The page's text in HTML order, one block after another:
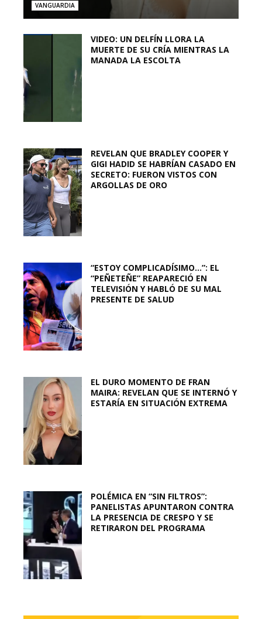
VANGUARDIA
VIDEO: UN DELFÍN LLORA LA
MUERTE DE SU CRÍA MIENTRAS LA
MANADA LA ESCOLTA
REVELAN QUE BRADLEY COOPER Y
GIGI HADID SE HABRÍAN CASADO EN
SECRETO: FUERON VISTOS CON
ARGOLLAS DE ORO
“ESTOY COMPLICADÍSIMO…”: EL
“PEÑETEÑE” REAPARECIÓ EN
TELEVISIÓN Y HABLÓ DE SU MAL
PRESENTE DE SALUD
EL DURO MOMENTO DE FRAN
MAIRA: REVELAN QUE SE INTERNÓ Y
ESTARÍA EN SITUACIÓN EXTREMA
POLÉMICA EN “SIN FILTROS”:
PANELISTAS APUNTARON CONTRA
LA PRESENCIA DE CRESPO Y SE
RETIRARON DEL PROGRAMA